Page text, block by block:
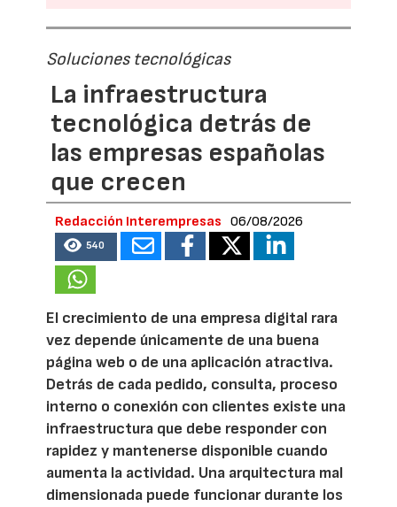
Soluciones tecnológicas
La infraestructura
tecnológica detrás de
las empresas españolas
que crecen
Redacción Interempresas 06/08/2026
540
El crecimiento de una empresa digital rara
vez depende únicamente de una buena
página web o de una aplicación atractiva.
Detrás de cada pedido, consulta, proceso
interno o conexión con clientes existe una
infraestructura que debe responder con
rapidez y mantenerse disponible cuando
aumenta la actividad. Una arquitectura mal
dimensionada puede funcionar durante los